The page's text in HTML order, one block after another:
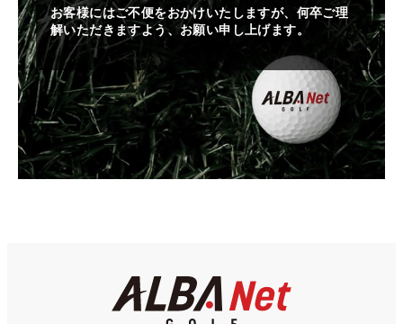
お客様にはご不便をおかけいたしますが、何卒ご理
解いただきますよう、お願い申し上げます。